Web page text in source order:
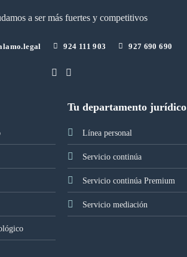
a ser más fuertes y competitivos
924 111 903 927 690 690
Tu departamento jurídico
Línea personal
Servicio continúa
Servicio continúa Premium
Servicio mediación